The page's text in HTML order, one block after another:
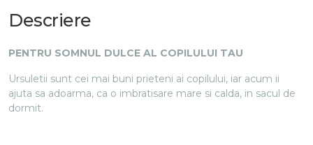
Descriere
PENTRU SOMNUL DULCE AL COPILULUI TAU
Ursuletii sunt cei mai buni prieteni ai copilului, iar acum ii
ajuta sa adoarma, ca o imbratisare mare si calda, in sacul de
dormit.